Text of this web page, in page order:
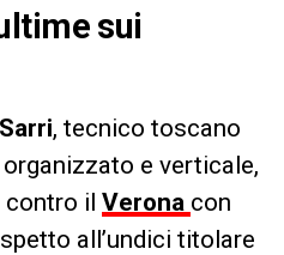
sui
, tecnico toscano
e verticale,
contro il Verona con
all’undici titolare